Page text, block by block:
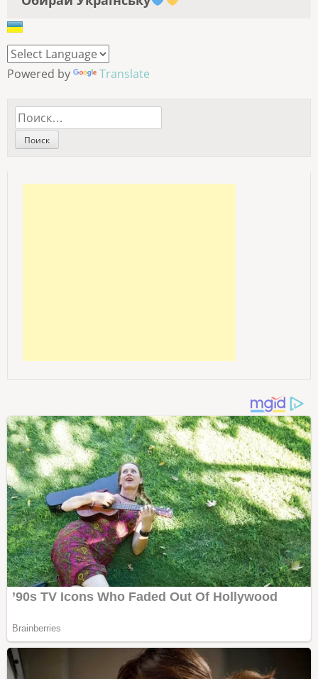
Powered by Translate
Найти: